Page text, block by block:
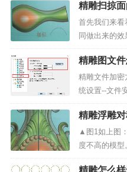
里把显示模式
如下图所示：
里面找...
精雕扫掠
首先我们来看
同做出来的
面”下相似做
过两种效果可
效果类似于“
轨迹线...
精雕图文
办?
精雕文件加密
统设置--文件
码。▲图1 文
办?精雕软件
件后，选择
密码，...
精雕浮雕
▲图1如上图
度不高的模
分填色，如